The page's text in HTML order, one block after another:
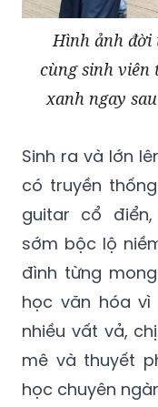
Hình ảnh đời
cùng sinh viên
xanh ngay
Sinh ra và lớn
có truyền
guitar cổ điển,
sớm bộc lộ
đình từng
học văn hóa
nhiều vất vả,
mê và thuyết
học chuyên